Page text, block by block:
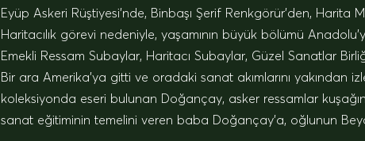
Eyüp Askeri Rüştiyesi’nde, Binbaşı Şerif Renkgörür’den, Harita
Haritacılık görevi nedeniyle, yaşamının büyük bölümü
Emekli Ressam Subaylar, Haritacı Subaylar, Güzel Sanatlar
Bir ara Amerika’ya gitti ve oradaki sanat akımlarını yakından
koleksiyonda eseri bulunan Doğançay, asker ressamlar
sanat eğitiminin temelini veren baba Doğançay’a, oğlunun